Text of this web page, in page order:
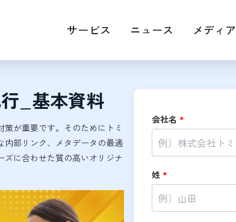
サービス ニュース メディア
マップエンジン最適化
・映像制作
_基本資料
が重要です。そのためにトミ
内部リンク、メタデータの最適
ズに合わせた質の高いオリジナ
会社名 *
姓 *